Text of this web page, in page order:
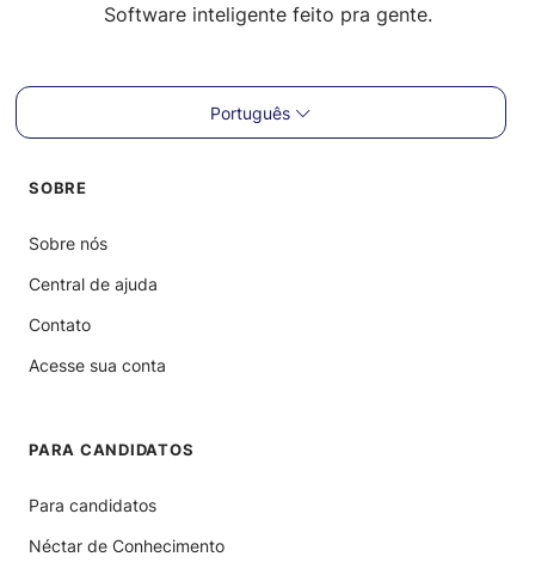
Software inteligente feito pra gente.
Português
SOBRE
Sobre nós
Central de ajuda
Contato
Acesse sua conta
PARA CANDIDATOS
Para candidatos
Néctar de Conhecimento